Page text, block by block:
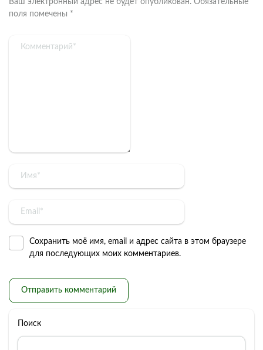
поля помечены *
Сохранить моё имя, email и адрес сайта в этом браузере
для последующих моих комментариев.
Поиск